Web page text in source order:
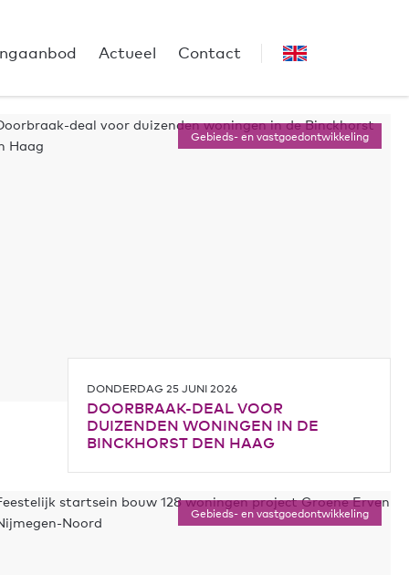
Actueel Contact
Gebieds- en vastgoedontwikkeling
DONDERDAG 25 JUNI 2026
DOORBRAAK-DEAL VOOR
DUIZENDEN WONINGEN IN DE
BINCKHORST DEN HAAG
Gebieds- en vastgoedontwikkeling